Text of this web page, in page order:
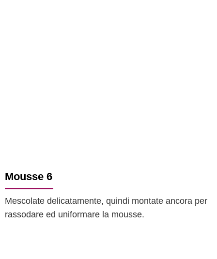
Mousse 6
Mescolate delicatamente, quindi montate ancora per
rassodare ed uniformare la mousse.